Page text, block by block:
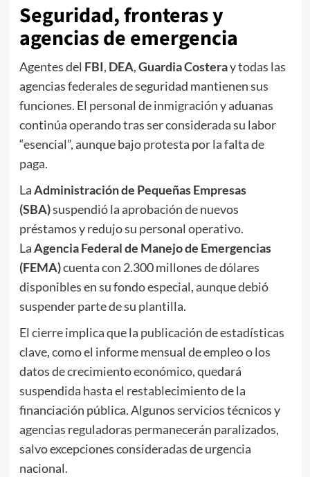
Seguridad, fronteras y
agencias de emergencia
Agentes del FBI, DEA,Guardia Costeray todas las
agencias federales de seguridad mantienen sus
funciones. El personal de inmigración y aduanas
continúa operando tras ser considerada su labor
“esencial”, aunque bajo protesta por la falta de
paga.
LaAdministración de Pequeñas Empresas
(SBA)suspendió la aprobación de nuevos
préstamos y redujo su personal operativo.
LaAgencia Federal de Manejo de Emergencias
(FEMA)cuenta con 2.300 millones de dólares
disponibles en su fondo especial, aunque debió
suspender parte de su plantilla.
El cierre implica que la publicación de estadísticas
clave, como el informe mensual de empleo o los
datos de crecimiento económico, quedará
suspendida hasta el restablecimiento de la
financiación pública. Algunos servicios técnicos y
agencias reguladoras permanecerán paralizados,
salvo excepciones consideradas de urgencia
nacional.